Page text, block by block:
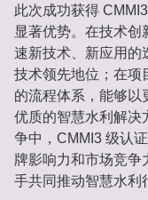
此次成功获得
显著优势。在技术创
速新技术、新应用的
技术领先地位；在项
的流程体系，能够以
优质的智慧水利解决
争中，CMMI3 级认
牌影响力和市场竞争
手共同推动智慧水利